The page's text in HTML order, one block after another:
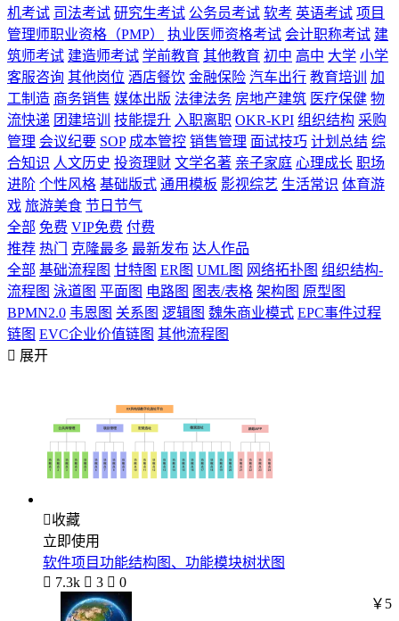
机考试 司法考试 研究生考试 公务员考试 软考 英语考试 项目
管理师职业资格（PMP）
执业医师资格考试 会计职称考试 建
筑师考试 建造师考试 学前教育 其他教育 初中 高中 大学 小学
客服咨询 其他岗位 酒店餐饮 金融保险 汽车出行 教育培训
加
工制造 商务销售 媒体出版 法律法务 房地产建筑 医疗保健 物
流快递 团建培训 技能提升 入职离职 OKR-KPI 组织结构 采购
管理 会议纪要 SOP 成本管控 销售管理 面试技巧 计划总结 综
合知识 人文历史 投资理财 文学名著 亲子家庭 心理成长 职场
进阶 个性风格 基础版式 通用模板 影视综艺 生活常识 体育游
戏 旅游美食 节日节气
全部 免费 VIP免费 付费
推荐 热门 克隆最多 最新发布 达人作品
全部 基础流程图 甘特图 ER图 UML图 网络拓扑图 组织结构-
流程图 泳道图 平面图 电路图 图表/表格 架构图 原型图
BPMN2.0 韦恩图 关系图 逻辑图 魏朱商业模式 EPC事件过程
链图 EVC企业价值链图 其他流程图
 展开
收藏
立即使用
软件项目功能结构图、功能模块树状图
 7.3k  3  0
￥5